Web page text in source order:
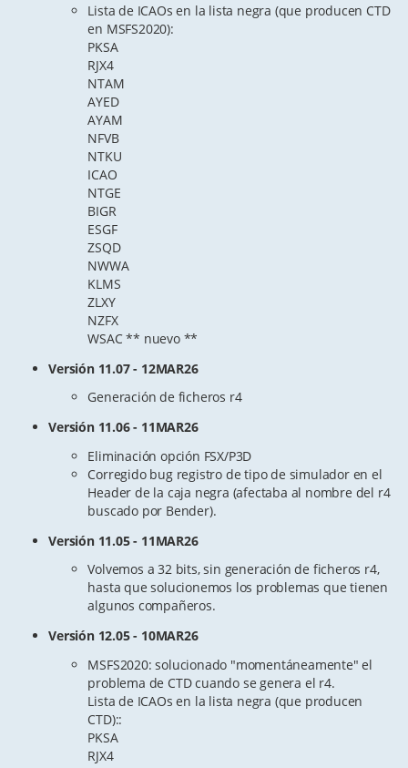
Lista de ICAOs en la lista negra (que producen CTD
en MSFS2020):
PKSA
RJX4
NTAM
AYED
AYAM
NFVB
NTKU
ICAO
NTGE
BIGR
ESGF
ZSQD
NWWA
KLMS
ZLXY
NZFX
WSAC ** nuevo **
Versión 11.07 - 12MAR26
Generación de ficheros r4
Versión 11.06 - 11MAR26
Eliminación opción FSX/P3D
Corregido bug registro de tipo de simulador en el
Header de la caja negra (afectaba al nombre del r4
buscado por Bender).
Versión 11.05 - 11MAR26
Volvemos a 32 bits, sin generación de ficheros r4,
hasta que solucionemos los problemas que tienen
algunos compañeros.
Versión 12.05 - 10MAR26
MSFS2020: solucionado "momentáneamente" el
problema de CTD cuando se genera el r4.
Lista de ICAOs en la lista negra (que producen
CTD)::
PKSA
RJX4